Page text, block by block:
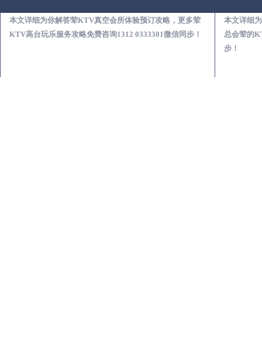
本文详细为你解答荤KTV真空会所体验预订攻略，更多荤
KTV高台玩乐服务攻略免费咨询1312 0333301微信同步！
本文详细
总会荤的
步！